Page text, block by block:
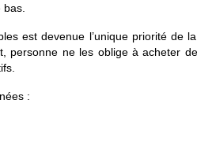
est devenue l’unique priorité de
personne ne les oblige à acheter
: